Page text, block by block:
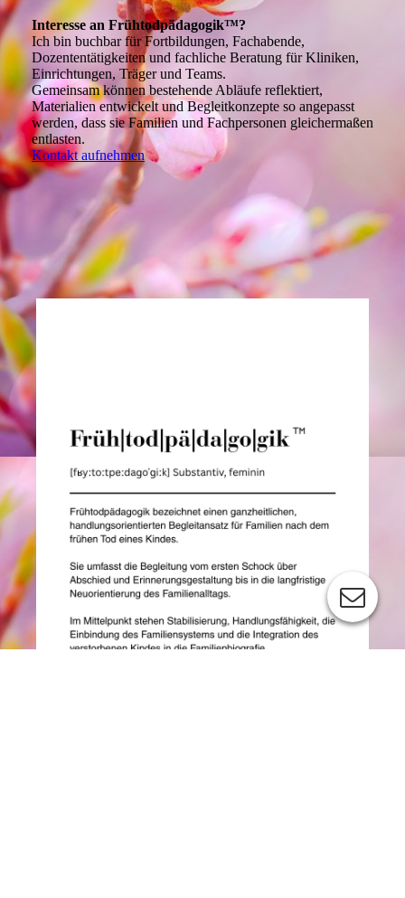
Interesse an Frühtodpädagogik™?
Ich bin buchbar für Fortbildungen, Fachabende,
Dozententätigkeiten und fachliche Beratung für Kliniken,
Einrichtungen, Träger und Teams.
Gemeinsam können bestehende Abläufe reflektiert,
Materialien entwickelt und Begleitkonzepte so angepasst
werden, dass sie Familien und Fachpersonen gleichermaßen
entlasten.
Kontakt aufnehmen